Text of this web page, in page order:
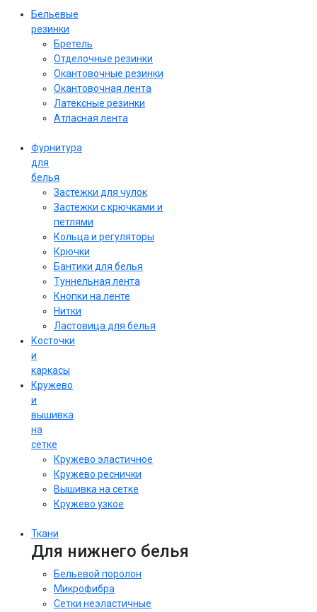
Бельевые
резинки
Бретель
Отделочные резинки
Окантовочные резинки
Окантовочная лента
Латексные резинки
Атласная лента
Фурнитура
для
белья
Застежки для чулок
Застёжки с крючками и
петлями
Кольца и регуляторы
Крючки
Бантики для белья
Туннельная лента
Кнопки на ленте
Нитки
Ластовица для белья
Косточки
и
каркасы
Кружево
и
вышивка
на
сетке
Кружево эластичное
Кружево реснички
Вышивка на сетке
Кружево узкое
Ткани
Для нижнего белья
Бельевой поролон
Микрофибра
Сетки неэластичные